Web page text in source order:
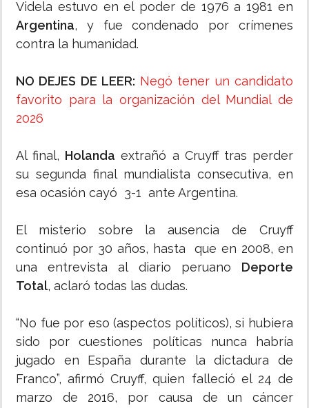
Videla estuvo en el poder de 1976 a 1981 en
Argentina, y fue condenado por crímenes
contra la humanidad.
NO DEJES DE LEER: Negó tener un candidato
favorito para la organización del Mundial de
2026
Al final, Holanda extrañó a Cruyff tras perder
su segunda final mundialista consecutiva, en
esa ocasión cayó 3-1 ante Argentina.
El misterio sobre la ausencia de Cruyff
continuó por 30 años, hasta que en 2008, en
una entrevista al diario peruano Deporte
Total, aclaró todas las dudas.
“No fue por eso (aspectos políticos), si hubiera
sido por cuestiones políticas nunca habría
jugado en España durante la dictadura de
Franco”, afirmó Cruyff, quien falleció el 24 de
marzo de 2016, por causa de un cáncer